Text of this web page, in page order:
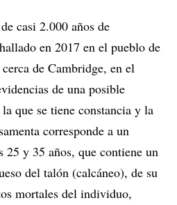
casi 2.000 años de
en 2017 en el pueblo de
de Cambridge, en el
de una posible
que se tiene constancia y la
corresponde a un
25 y 35 años, que contiene un
del talón (calcáneo), de su
mortales del individuo,